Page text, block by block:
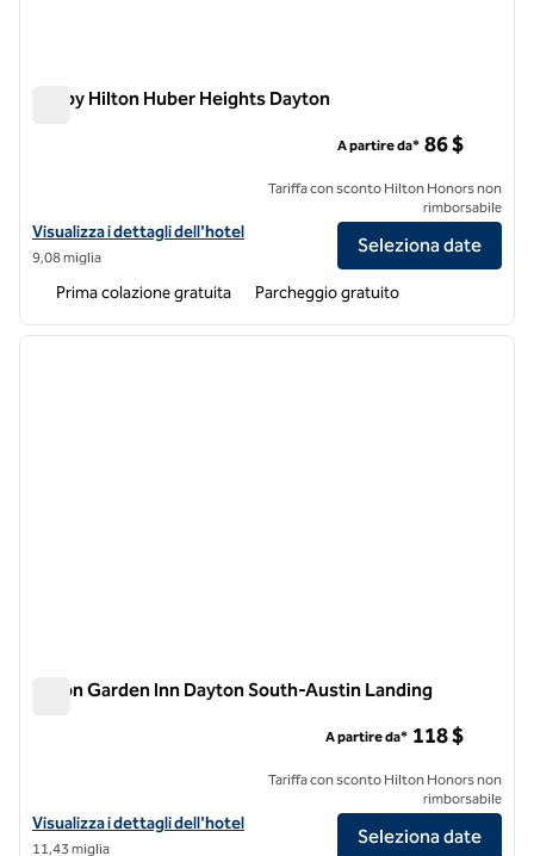
Tru by Hilton Huber Heights Dayton
Visualizza i dettagli dell'hotel Tru by Hilton Huber Heights Dayton
Visualizza i dettagli dell'hotel
9,08 miglia
A partire da* 86 $
Tariffa con sconto Hilton Honors non
rimborsabile
Seleziona date
Prima colazione gratuita Parcheggio gratuito
1 di 12
Hilton Garden Inn Dayton South-Austin Landing
Visualizza i dettagli dell'hotel per l'Hilton Garden Inn Dayton South-
Visualizza i dettagli dell'hotel
11,43 miglia
A partire da* 118 $
Tariffa con sconto Hilton Honors non
rimborsabile
Seleziona date